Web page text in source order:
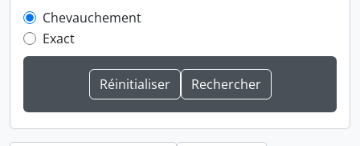
Chevauchement
Exact